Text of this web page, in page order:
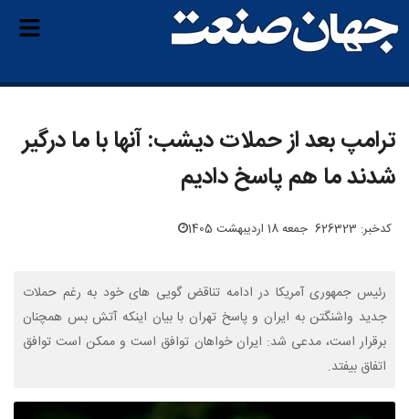
ترامپ بعد از حملات دیشب: آنها با ما درگیر
شدند ما هم پاسخ دادیم
کدخبر: 626323 جمعه 18 اردیبهشت 1405
رئیس جمهوری آمریکا در ادامه تناقض گویی های خود به رغم حملات
جدید واشنگتن به ایران و پاسخ تهران با بیان اینکه آتش بس همچنان
برقرار است، مدعی شد: ایران خواهان توافق است و ممکن است توافق
اتفاق بیفتد.